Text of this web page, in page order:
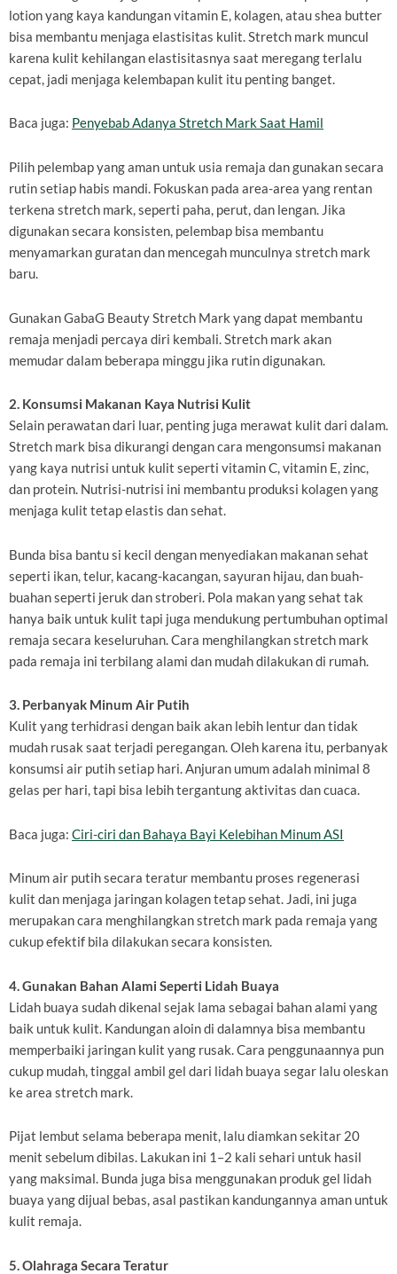
lotion yang kaya kandungan vitamin E, kolagen, atau shea butter
bisa membantu menjaga elastisitas kulit. Stretch mark muncul
karena kulit kehilangan elastisitasnya saat meregang terlalu
cepat, jadi menjaga kelembapan kulit itu penting banget.
Baca juga: Penyebab Adanya Stretch Mark Saat Hamil
Pilih pelembap yang aman untuk usia remaja dan gunakan secara
rutin setiap habis mandi. Fokuskan pada area-area yang rentan
terkena stretch mark, seperti paha, perut, dan lengan. Jika
digunakan secara konsisten, pelembap bisa membantu
menyamarkan guratan dan mencegah munculnya stretch mark
baru.
Gunakan GabaG Beauty Stretch Mark yang dapat membantu
remaja menjadi percaya diri kembali. Stretch mark akan
memudar dalam beberapa minggu jika rutin digunakan.
2. Konsumsi Makanan Kaya Nutrisi Kulit
Selain perawatan dari luar, penting juga merawat kulit dari dalam.
Stretch mark bisa dikurangi dengan cara mengonsumsi makanan
yang kaya nutrisi untuk kulit seperti vitamin C, vitamin E, zinc,
dan protein. Nutrisi-nutrisi ini membantu produksi kolagen yang
menjaga kulit tetap elastis dan sehat.
Bunda bisa bantu si kecil dengan menyediakan makanan sehat
seperti ikan, telur, kacang-kacangan, sayuran hijau, dan buah-
buahan seperti jeruk dan stroberi. Pola makan yang sehat tak
hanya baik untuk kulit tapi juga mendukung pertumbuhan optimal
remaja secara keseluruhan. Cara menghilangkan stretch mark
pada remaja ini terbilang alami dan mudah dilakukan di rumah.
3. Perbanyak Minum Air Putih
Kulit yang terhidrasi dengan baik akan lebih lentur dan tidak
mudah rusak saat terjadi peregangan. Oleh karena itu, perbanyak
konsumsi air putih setiap hari. Anjuran umum adalah minimal 8
gelas per hari, tapi bisa lebih tergantung aktivitas dan cuaca.
Baca juga: Ciri-ciri dan Bahaya Bayi Kelebihan Minum ASI
Minum air putih secara teratur membantu proses regenerasi
kulit dan menjaga jaringan kolagen tetap sehat. Jadi, ini juga
merupakan cara menghilangkan stretch mark pada remaja yang
cukup efektif bila dilakukan secara konsisten.
4. Gunakan Bahan Alami Seperti Lidah Buaya
Lidah buaya sudah dikenal sejak lama sebagai bahan alami yang
baik untuk kulit. Kandungan aloin di dalamnya bisa membantu
memperbaiki jaringan kulit yang rusak. Cara penggunaannya pun
cukup mudah, tinggal ambil gel dari lidah buaya segar lalu oleskan
ke area stretch mark.
Pijat lembut selama beberapa menit, lalu diamkan sekitar 20
menit sebelum dibilas. Lakukan ini 1–2 kali sehari untuk hasil
yang maksimal. Bunda juga bisa menggunakan produk gel lidah
buaya yang dijual bebas, asal pastikan kandungannya aman untuk
kulit remaja.
5. Olahraga Secara Teratur